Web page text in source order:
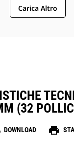
Carica Altro
(32
DOWNLOAD print